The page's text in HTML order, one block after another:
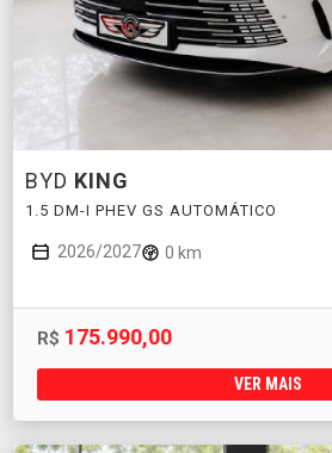
BYD KING
1.5 DM-I PHEV GS AUTOMÁTICO
2026/2027 0 km
R$ 175.990,00
VER MAIS